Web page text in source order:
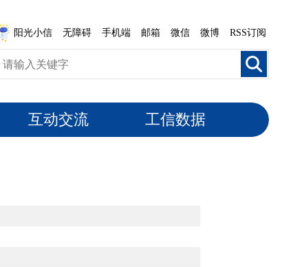
阳光小信 无障碍 手机端 邮箱 微信 微博 RSS订阅
互动交流 工信数据